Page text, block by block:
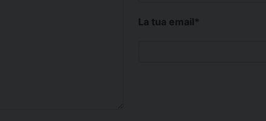
La tua email*